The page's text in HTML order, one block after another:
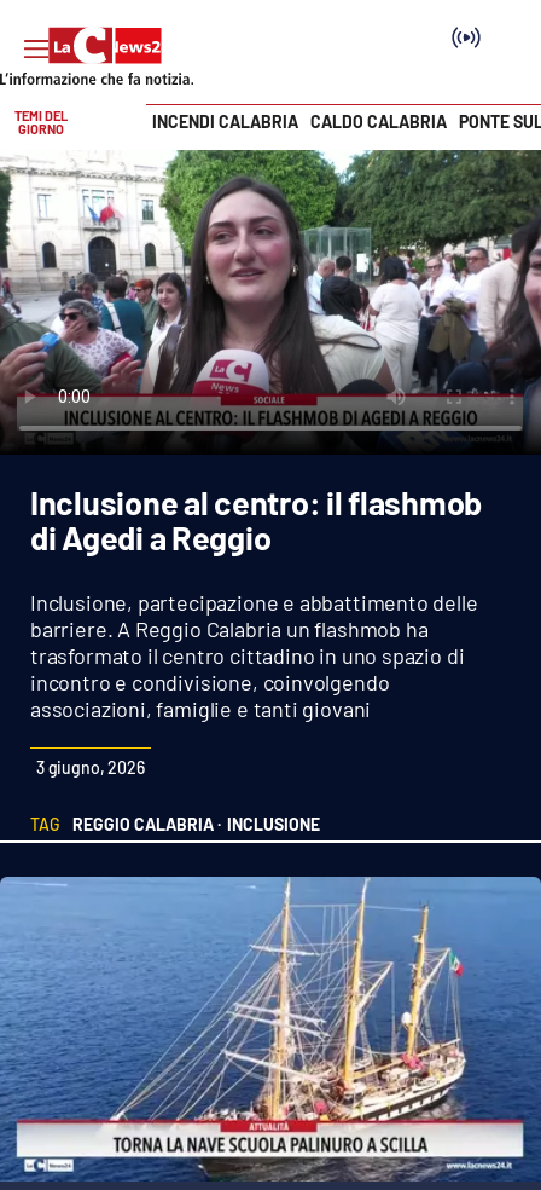
SEZIONI
Cronaca
Politica
Attualità
Economia e lavoro
Italia Mondo
Sanità
Sport
Cultura
Podcast
VIDEO
Ambiente
Cronaca
Cultura
Vai
TEMI DEL
GIORNO
INCENDI CALABRIA CALDO CALABRIA PONTE
Inclusione al centro: il flashmob
di Agedi a Reggio
Inclusione, partecipazione e abbattimento delle
barriere. A Reggio Calabria un flashmob ha
trasformato il centro cittadino in uno spazio di
incontro e condivisione, coinvolgendo
associazioni, famiglie e tanti giovani
3 giugno, 2026
TAG REGGIO CALABRIA · INCLUSIONE